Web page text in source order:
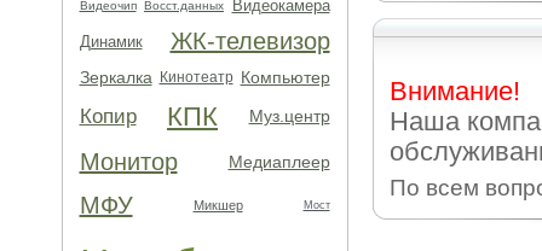
Видеочип Восст.данных
Видеокамера
Динамик
ЖК-телевизор
Зеркалка Кинотеатр Компьютер
Копир КПК Муз.центр
Монитор Медиаплеер
МФУ Микшер Мост
Внимание!
Наша
По всем